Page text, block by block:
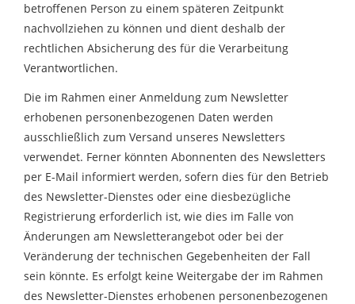
betroffenen Person zu einem späteren Zeitpunkt
nachvollziehen zu können und dient deshalb der
rechtlichen Absicherung des für die Verarbeitung
Verantwortlichen.
Die im Rahmen einer Anmeldung zum Newsletter
erhobenen personenbezogenen Daten werden
ausschließlich zum Versand unseres Newsletters
verwendet. Ferner könnten Abonnenten des Newsletters
per E-Mail informiert werden, sofern dies für den Betrieb
des Newsletter-Dienstes oder eine diesbezügliche
Registrierung erforderlich ist, wie dies im Falle von
Änderungen am Newsletterangebot oder bei der
Veränderung der technischen Gegebenheiten der Fall
sein könnte. Es erfolgt keine Weitergabe der im Rahmen
des Newsletter-Dienstes erhobenen personenbezogenen